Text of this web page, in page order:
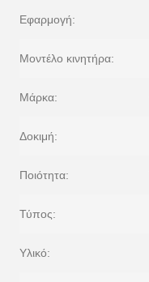
Εφαρμογή:
Μοντέλο κινητήρα:
Μάρκα:
Δοκιμή:
Ποιότητα:
Τύπος:
Υλικό: